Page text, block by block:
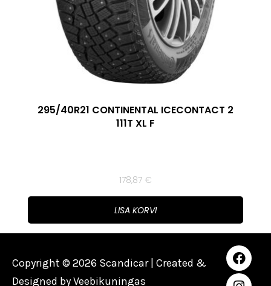
295/40R21 CONTINENTAL ICECONTACT 2
111T XL F
178,87 €
LISA KORVI
Copyright © 2026 Scandicar | Created &
Designed byVeebikuningas